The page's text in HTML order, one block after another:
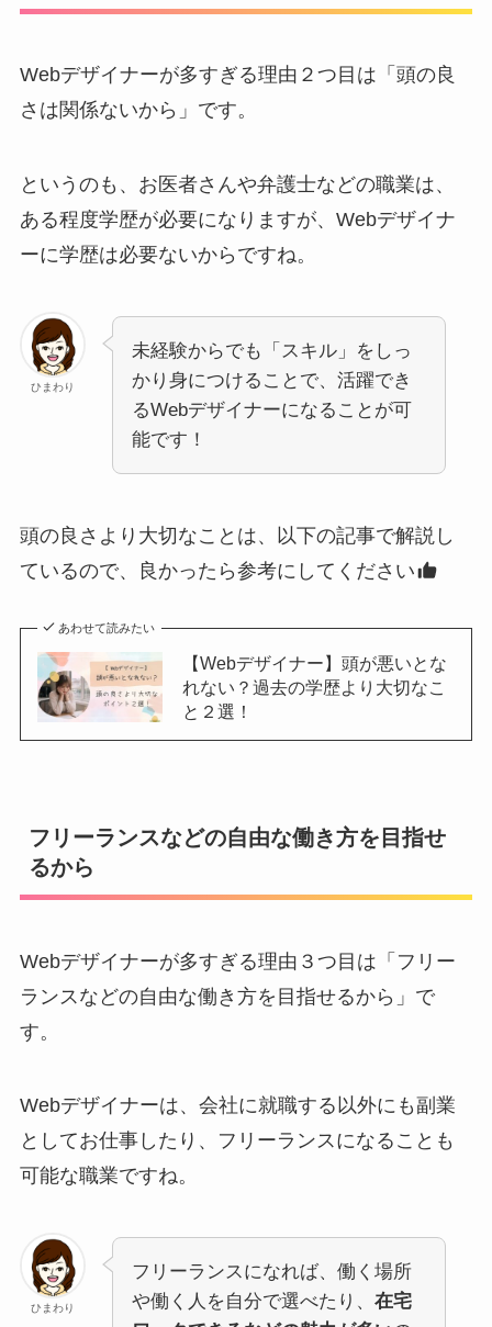
Webデザイナーが多すぎる理由２つ目は「頭の良
さは関係ないから」です。
というのも、お医者さんや弁護士などの職業は、
ある程度学歴が必要になりますが、Webデザイナ
ーに学歴は必要ないからですね。
ひまわり
未経験からでも「スキル」をしっ
かり身につけることで、活躍でき
るWebデザイナーになることが可
能です！
頭の良さより大切なことは、以下の記事で解説し
ているので、良かったら参考にしてください
あわせて読みたい
【Webデザイナー】頭が悪いとな
れない？過去の学歴より大切なこ
と２選！
フリーランスなどの自由な働き方を目指せ
るから
Webデザイナーが多すぎる理由３つ目は「フリー
ランスなどの自由な働き方を目指せるから」で
す。
Webデザイナーは、会社に就職する以外にも副業
としてお仕事したり、フリーランスになることも
可能な職業ですね。
ひまわり
フリーランスになれば、働く場所
や働く人を自分で選べたり、 在宅